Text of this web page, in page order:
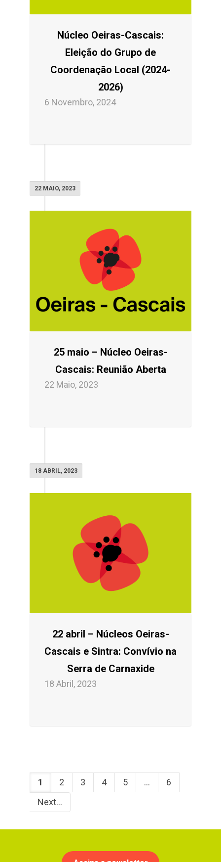
Núcleo Oeiras-Cascais:
Eleição do Grupo de
Coordenação Local (2024-
2026)
6 Novembro, 2024
22 MAIO, 2023
25 maio – Núcleo Oeiras-
Cascais: Reunião Aberta
22 Maio, 2023
18 ABRIL, 2023
22 abril – Núcleos Oeiras-
Cascais e Sintra: Convívio na
Serra de Carnaxide
18 Abril, 2023
1 2 3 4 5 ...
6
Next